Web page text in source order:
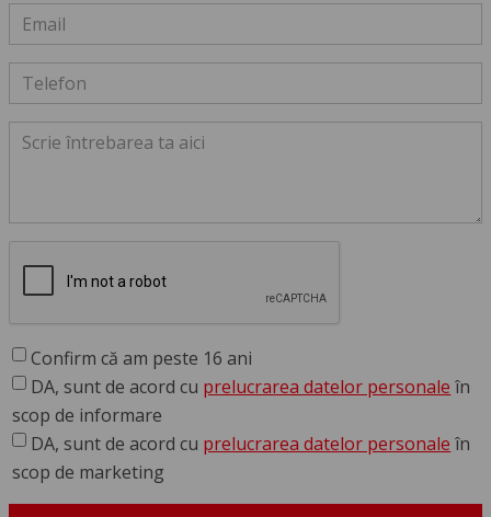
Confirm că am peste 16 ani
DA, sunt de acord cu prelucrarea datelor personale în
scop de informare
DA, sunt de acord cu prelucrarea datelor personale în
scop de marketing